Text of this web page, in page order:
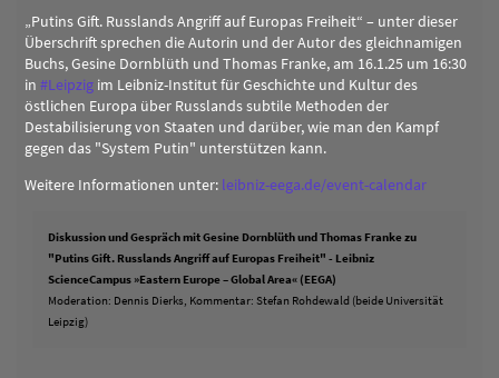
„Putins Gift. Russlands Angriff auf Europas Freiheit“ – unter dieser
Überschrift sprechen die Autorin und der Autor des gleichnamigen
Buchs, Gesine Dornblüth und Thomas Franke, am 16.1.25 um 16:30
in #Leipzig im Leibniz-Institut für Geschichte und Kultur des
östlichen Europa über Russlands subtile Methoden der
Destabilisierung von Staaten und darüber, wie man den Kampf
gegen das "System Putin" unterstützen kann.
Weitere Informationen unter: leibniz-eega.de/event-calendar
Diskussion und Gespräch mit Gesine Dornblüth und Thomas Franke zu
"Putins Gift. Russlands Angriff auf Europas Freiheit" - Leibniz
ScienceCampus »Eastern Europe – Global Area« (EEGA)
Moderation: Dennis Dierks, Kommentar: Stefan Rohdewald (beide Universität
Leipzig)